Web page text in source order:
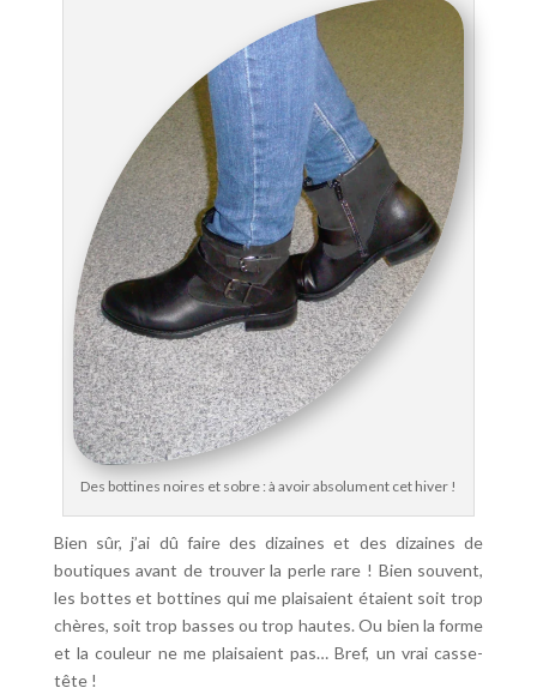
Des bottines noires et sobre : à avoir absolument cet hiver !
Bien sûr, j’ai dû faire des dizaines et des dizaines de
boutiques avant de trouver la perle rare ! Bien souvent,
les bottes et bottines qui me plaisaient étaient soit trop
chères, soit trop basses ou trop hautes. Ou bien la forme
et la couleur ne me plaisaient pas… Bref, un vrai casse-
tête !